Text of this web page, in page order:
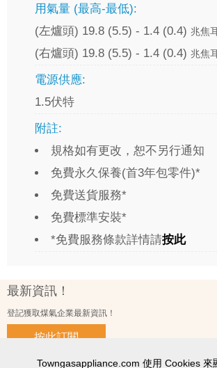
用氣量 (最高-最低):
(左爐頭) 19.8 (5.5) - 1.4 (0.4) 兆焦
(右爐頭) 19.8 (5.5) - 1.4 (0.4) 兆焦
電源供應:
1.5伏特
附註:
規格如有更改，恕不另行通知
免費永久保養(首3年包零件)*
免費送貨服務*
免費標準安裝*
*免費服務條款詳情請按此
最新資訊！
登記獲取煤氣企業最新資訊！
按此訂閱
Towngasappliance.com 使用 Cookies 來